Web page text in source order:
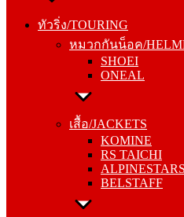
ทัวริ่ง/TOURING
หมวกกันน็อค/
SHOEI
ONEAL
เสื้อ/JACKETS
KOMINE
RS TAICHI
ALPINESTARS
BELSTAFF
SHOEI
ONEAL
เสื้อ/JACKETS
RS TAICHI
ALPINESTARS
BELSTAFF
กางเกง/PANTS